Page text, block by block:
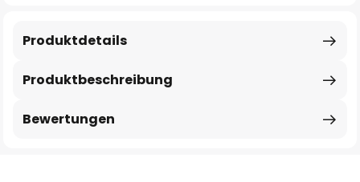
Produktbeschreibung
Produktdetails
Bewertungen